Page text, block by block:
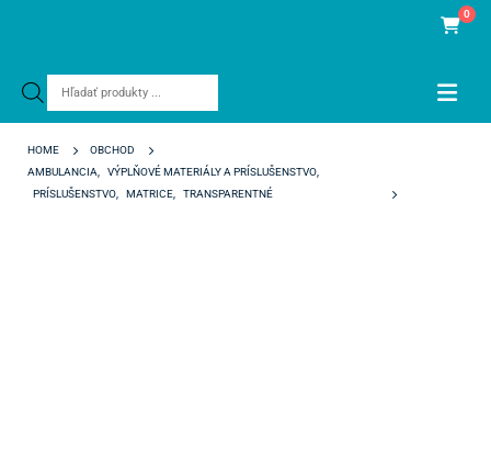
Products
0
HOME
OBCHOD
AMBULANCIA
VÝPLŇOVÉ MATERIÁLY A PRÍSLUŠENSTVO
PRÍSLUŠENSTVO
MATRICE
TRANSPARENTNÉ